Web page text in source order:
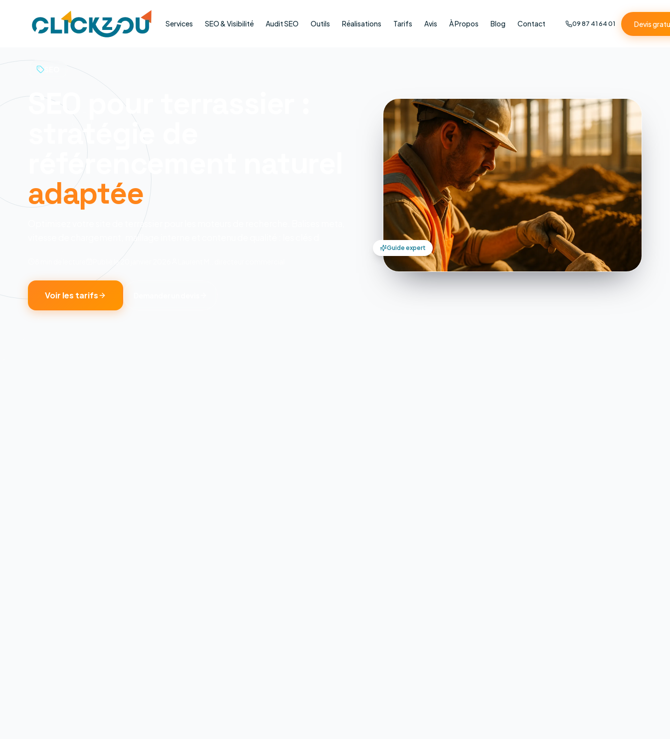
Services SEO & Visibilité Audit SEO Outils Réalisations Tarifs Avis À Propos Blog Contact 09 87 41 64 01 Devis
SEO pour terrassier :
stratégie de
référencement naturel
adaptée
Optimisez votre site de terrassier pour les moteurs de recherche. Balises meta,
vitesse de chargement, maillage interne et contenu de qualité : les clés d
Publié le20 janvier 2026
Voir les tarifs
Guide expert